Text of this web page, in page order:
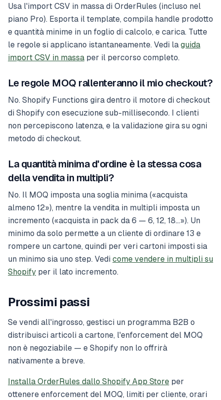
Usa l'import CSV in massa di OrderRules (incluso nel
piano Pro). Esporta il template, compila handle prodotto
e quantità minime in un foglio di calcolo, e carica. Tutte
le regole si applicano istantaneamente. Vedi la guida
import CSV in massa per il percorso completo.
Le regole MOQ rallenteranno il mio checkout?
No. Shopify Functions gira dentro il motore di checkout
di Shopify con esecuzione sub-millisecondo. I clienti
non percepiscono latenza, e la validazione gira su ogni
metodo di checkout.
La quantità minima d'ordine è la stessa cosa
della vendita in multipli?
No. Il MOQ imposta una soglia minima («acquista
almeno 12»), mentre la vendita in multipli imposta un
incremento («acquista in pack da 6 — 6, 12, 18…»). Un
minimo da solo permette a un cliente di ordinare 13 e
rompere un cartone, quindi per veri cartoni imposti sia
un minimo sia uno step. Vedi come vendere in multipli su
Shopify per il lato incremento.
Prossimi passi
Se vendi all'ingrosso, gestisci un programma B2B o
distribuisci articoli a cartone, l'enforcement del MOQ
non è negoziabile — e Shopify non lo offrirà
nativamente a breve.
Installa OrderRules dallo Shopify App Store per
ottenere enforcement del MOQ, limiti per cliente, orari